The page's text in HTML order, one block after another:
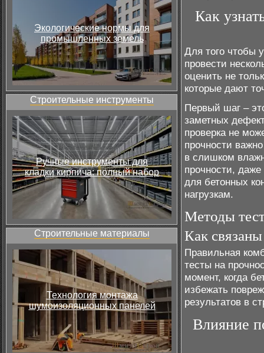
Экологические нормы для
промышленных земель
Строительные инструменты
Ручные инструменты для
кладки кирпича: полный набор
Строительные материалы
Технология монтажа
шумоизоляционных панелей
Как
Для того чтобы
провести
оценить не
которые дают
Первый шаг –
заметных
проверка не
прочности
в слишком
прочности,
для бетонных
нагрузкам.
Методы
Как
Правильная
тесты на
момент, когда
избежать
результатов в
Влияние